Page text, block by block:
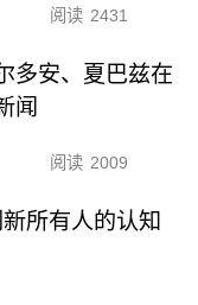
阅读 2431
多安、夏巴兹在
闻
阅读 2009
所有人的认知